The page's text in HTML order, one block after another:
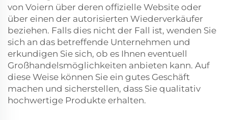
von Voiern über deren offizielle Website oder
über einen der autorisierten Wiederverkäufer
beziehen. Falls dies nicht der Fall ist, wenden Sie
sich an das betreffende Unternehmen und
erkundigen Sie sich, ob es Ihnen eventuell
Großhandelsmöglichkeiten anbieten kann. Auf
diese Weise können Sie ein gutes Geschäft
machen und sicherstellen, dass Sie qualitativ
hochwertige Produkte erhalten.